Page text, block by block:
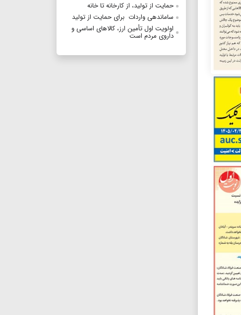
حمایت از تولید، از کارخانه تا خانه
ساماندهی واردات برای حمایت از تولید
اولویت اول تأمین ارز، کالاهای اساسی و
داروی مردم است